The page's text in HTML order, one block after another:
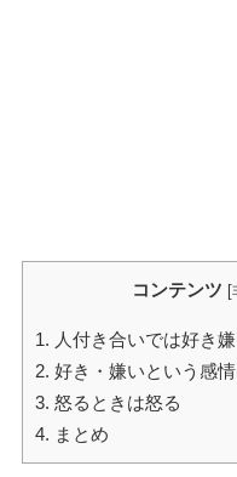
コンテンツ [
1. 人付き合いでは好き
2. 好き・嫌いという感
3. 怒るときは怒る
4. まとめ